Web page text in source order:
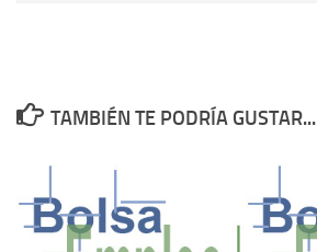
TAMBIÉN TE PODRÍA GUSTAR...